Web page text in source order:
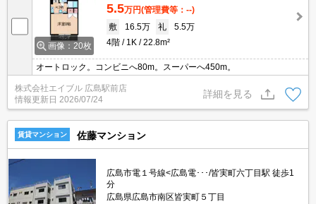
画像：20枚
5.5万円(管理費等：--)
敷
16.5万 礼
5.5万
4階
1K 22.8m²
オートロック。コンビニへ80m。スーパーへ450m。
株式会社エイブル 広島駅前店
情報更新日 2026/07/24
詳細を見る
賃貸マンション 佐藤マンション
広島市電１号線<広島電･･･/皆実町六丁目駅 徒歩1
分
広島県広島市南区皆実町５丁目